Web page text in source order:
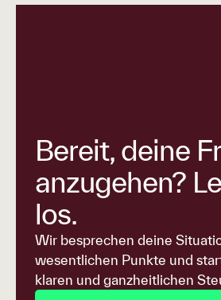
Bereit, deine
anzugehen?
los.
Wir besprechen deine
wesentlichen Punkte und
klaren und ganzheitlichen